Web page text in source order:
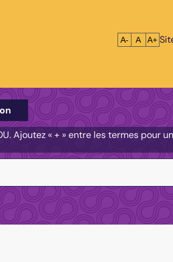
Réduire le
A- A A+
Ajoutez « + » entre les termes pour